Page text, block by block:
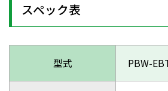
スペック表
型式 PBW-